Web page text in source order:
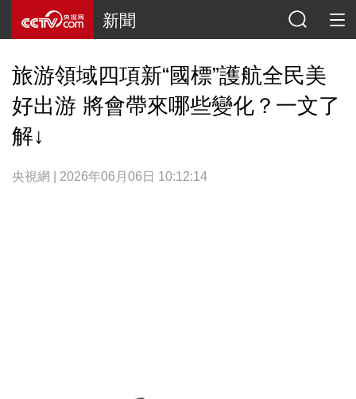
新聞
旅游領域四項新“國標”護航全民美
好出游 將會帶來哪些變化？一文了
解↓
央視網 | 2026年06月06日 10:12:14